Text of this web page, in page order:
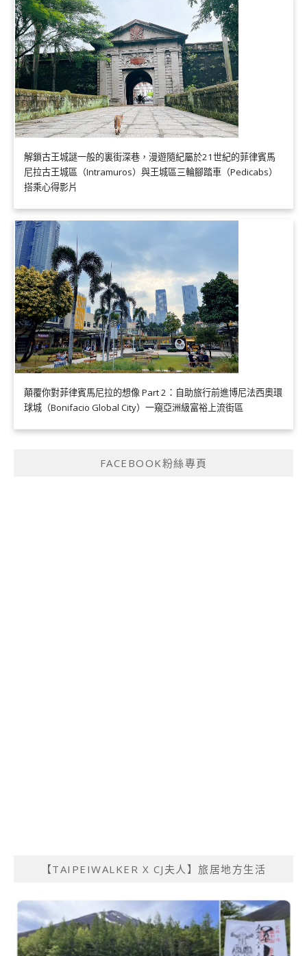
解鎖古王城謎一般的裏街深巷，漫遊隨紀屬於21世紀的菲律賓馬
尼拉古王城區（Intramuros）與王城區三輪腳踏車（Pedicabs）
搭乘心得影片
顛覆你對菲律賓馬尼拉的想像 Part 2：自助旅行前進博尼法西奧環
球城（Bonifacio Global City）一窺亞洲級富裕上流街區
FACEBOOK粉絲專頁
【TAIPEIWALKER X CJ夫人】旅居地方生活